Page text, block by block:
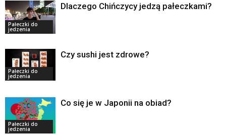
Pałeczki do
jedzenia
Dlaczego Chińczycy jedzą pałeczkami?
Pałeczki do
jedzenia
Czy sushi jest zdrowe?
Pałeczki do
jedzenia
Co się je w Japonii na obiad?